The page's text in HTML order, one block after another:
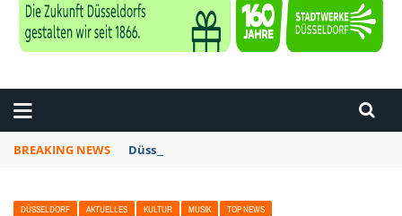
BREAKING NEWS Düsseldorf: Punk-Bahn-Fahrt mit Dosenbier
DÜSSELDORF AKTUELLES KULTUR MUSIK TOP NEWS